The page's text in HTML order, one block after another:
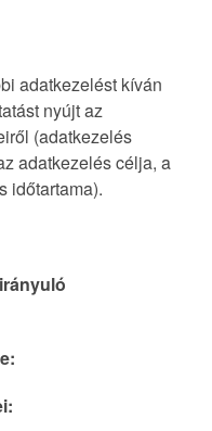
adatkezelést kíván
nyújt az
(adatkezelés
adatkezelés célja, a
időtartama).